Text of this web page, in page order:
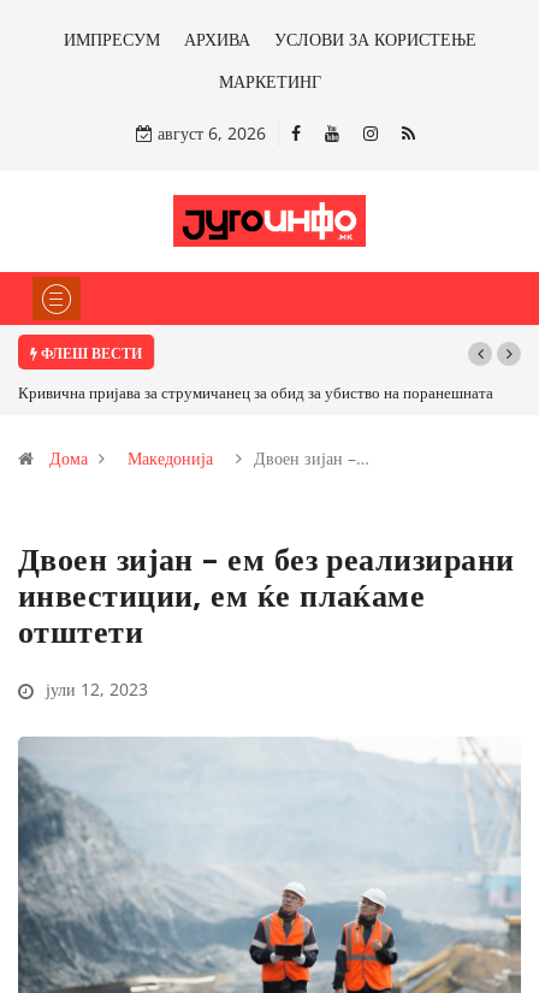
ИМПРЕСУМ АРХИВА
УСЛОВИ ЗА КОРИСТЕЊЕ
МАРКЕТИНГ
август 6, 2026
ФЛЕШ ВЕСТИ
убиство на поранешната
Нов пекол во најава: Македонија во
Дома Македонија Двоен зијан –…
Двоен зијан – ем без реализирани
инвестиции, ем ќе плаќаме
отштети
јули 12, 2023